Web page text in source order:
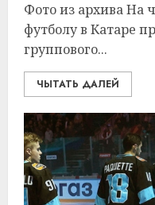
Фото из архива На
футболу в Катаре
группового...
ЧЫТАТЬ ДАЛЕЙ